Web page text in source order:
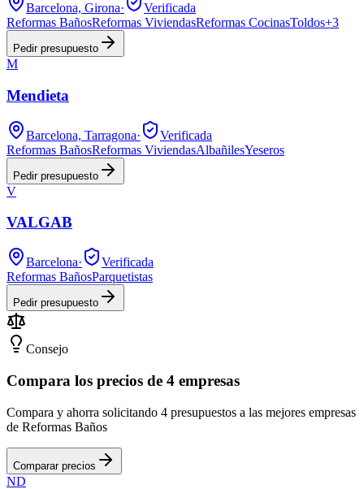
Barcelona, Girona·
Verificada
Reformas BañosReformas ViviendasReformas CocinasToldos+3
Pedir presupuesto
M
Mendieta
Barcelona, Tarragona·
Verificada
Reformas BañosReformas ViviendasAlbañilesYeseros
Pedir presupuesto
V
VALGAB
Barcelona·
Verificada
Reformas BañosParquetistas
Pedir presupuesto
Consejo
Compara los precios de 4 empresas
Compara y ahorra solicitando 4 presupuestos a las mejores empresas
de Reformas Baños
Comparar precios
ND